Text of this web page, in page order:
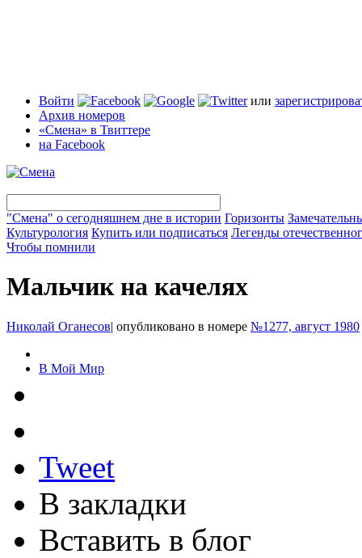
Войти или
Архив номеров
«Смена» в Твиттере
на Facebook
"Смена" о сегодняшнем дне в истории Горизонты
Культурология Купить или подписаться Легенды
Чтобы помнили
Мальчик на качелях
Николай Оганесов| опубликовано в номере №1277, август 1980
В Мой Мир
Tweet
В закладки
Вставить в блог